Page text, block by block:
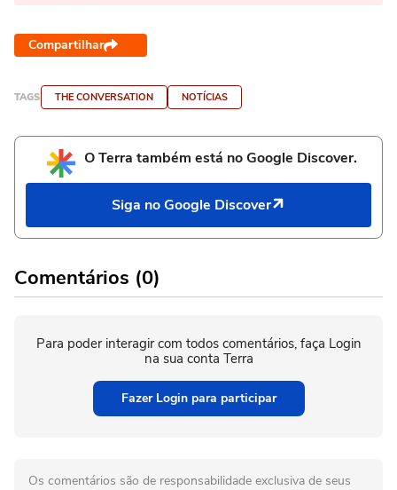
Compartilhar
TAGS THE CONVERSATION NOTÍCIAS
O Terra também está no Google Discover.
Siga no Google Discover
Comentários (0)
Para poder interagir com todos comentários, faça Login
na sua conta Terra
Fazer Login para participar
Os comentários são de responsabilidade exclusiva de seus